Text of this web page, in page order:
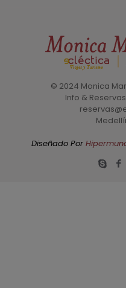
© 2024 Monica
Info &
Diseñado Por